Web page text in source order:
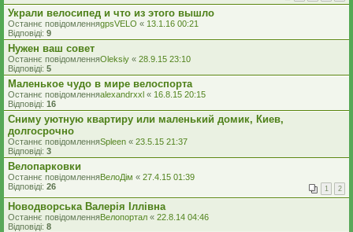
Украли велосипед и что из этого вышло
Останнє повідомленняgpsVELO « 13.1.16 00:21
Відповіді: 9
Нужен ваш совет
Останнє повідомленняOleksiy « 28.9.15 23:10
Відповіді: 5
Маленькое чудо в мире велоспорта
Останнє повідомленняalexandrxxl « 16.8.15 20:15
Відповіді: 16
Сниму уютную квартиру или маленький домик, Киев,
долгосрочно
Останнє повідомленняSpleen « 23.5.15 21:37
Відповіді: 3
Велопарковки
Останнє повідомленняВелоДім « 27.4.15 01:39
Відповіді: 26 1 2
Новодворська Валерія Іллівна
Останнє повідомленняВелопортал « 22.8.14 04:46
Відповіді: 8